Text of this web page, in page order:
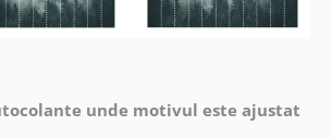
unde motivul este ajustat